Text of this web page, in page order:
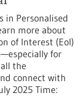
in Personalised
more about
of Interest (EoI)
for
the
connect with
2025 Time: